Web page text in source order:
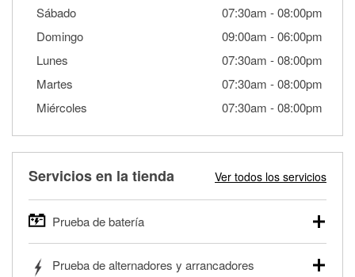
Sábado
07:30am -08:00pm
Domingo
09:00am -06:00pm
Lunes
07:30am -08:00pm
Martes
07:30am -08:00pm
Miércoles
07:30am -08:00pm
Servicios en la tienda Ver todos los servicios
Prueba de batería
autos, camionetas, SUVs, vehículos comerciales y
Prueba de alternadores y arrancadores